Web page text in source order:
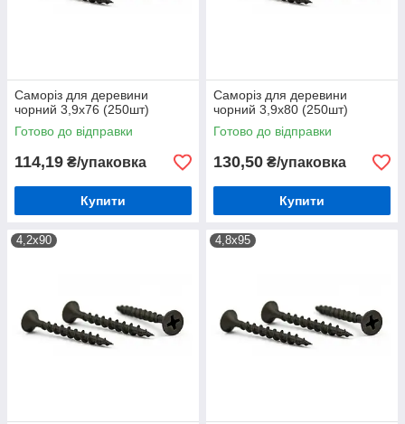
Саморіз для деревини
чорний 3,9х76 (250шт)
Готово до відправки
114,19 ₴/упаковка
Купити
Саморіз для деревини
чорний 3,9х80 (250шт)
Готово до відправки
130,50 ₴/упаковка
Купити
4,2х90 4,8х95